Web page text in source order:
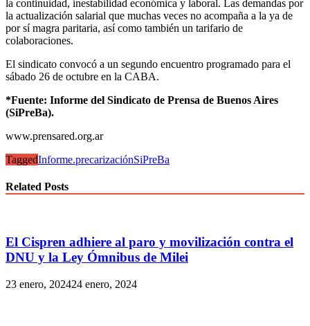
la continuidad, inestabilidad económica y laboral. Las demandas por
la actualización salarial que muchas veces no acompaña a la ya de
por sí magra paritaria, así como también un tarifario de
colaboraciones.
El sindicato convocó a un segundo encuentro programado para el
sábado 26 de octubre en la CABA.
*Fuente: Informe del Sindicato de Prensa de Buenos Aires
(SiPreBa).
www.prensared.org.ar
TaggedInforme.precarizaciónSiPreBa
Related Posts
El Cispren adhiere al paro y movilización contra el
DNU y la Ley Ómnibus de Milei
23 enero, 202424 enero, 2024